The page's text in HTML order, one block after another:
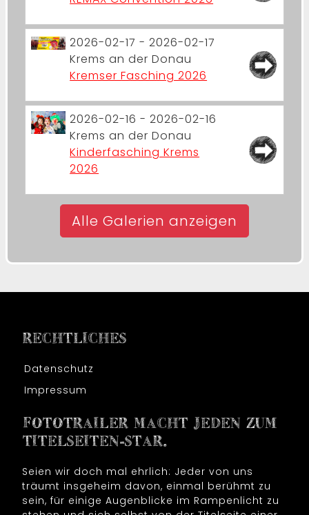
2026-02-17 - 2026-02-17
Krems an der Donau
Kremser Fasching 2026
2026-02-16 - 2026-02-16
Krems an der Donau
Kinderfasching Krems
2026
Alle Galerien anzeigen
RECHTLICHES
Datenschutz
Impressum
FOTOTRAILER MACHT JEDEN ZUM
TITELSEITEN-STAR.
Seien wir doch mal ehrlich: Jeder von uns
träumt insgeheim davon, einmal berühmt zu
sein, für einige Augenblicke im Rampenlicht zu